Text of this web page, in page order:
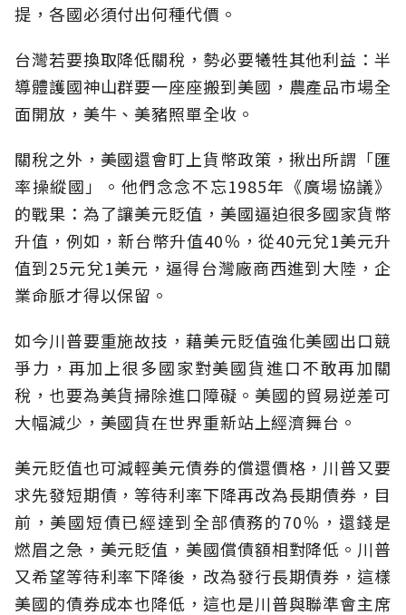
提，各國必須付出何種代價。
台灣若要換取降低關稅，勢必要犧牲其他利益：半
導體護國神山群要一座座搬到美國，農產品市場全
面開放，美牛、美豬照單全收。
關稅之外，美國還會盯上貨幣政策，揪出所謂「匯
率操縱國」。他們念念不忘1985年《廣場協議》
的戰果：為了讓美元貶值，美國逼迫很多國家貨幣
升值，例如，新台幣升值40％，從40元兌1美元升
值到25元兌1美元，逼得台灣廠商西進到大陸，企
業命脈才得以保留。
如今川普要重施故技，藉美元貶值強化美國出口競
爭力，再加上很多國家對美國貨進口不敢再加關
稅，也要為美貨掃除進口障礙。美國的貿易逆差可
大幅減少，美國貨在世界重新站上經濟舞台。
美元貶值也可減輕美元債券的償還價格，川普又要
求先發短期債，等待利率下降再改為長期債券，目
前，美國短債已經達到全部債務的70％，還錢是
燃眉之急，美元貶值，美國償債額相對降低。川普
又希望等待利率下降後，改為發行長期債券，這樣
美國的債券成本也降低，這也是川普與聯準會主席